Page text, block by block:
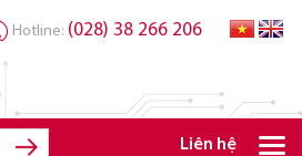
Hotline: (028) 38 266 206
Liên hệ